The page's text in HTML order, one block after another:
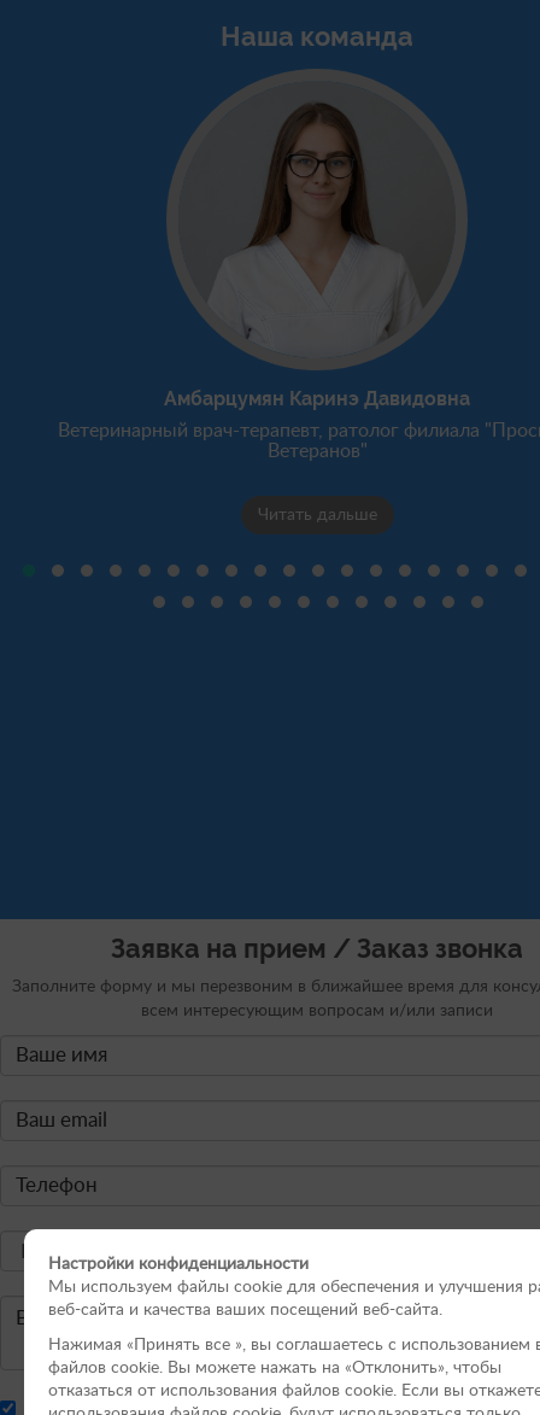
Наша команда
Амбарцумян Каринэ Давидовна
Ветеринарный врач-терапевт, ратолог филиала
Ветеранов"
Читать дальше
Заявка на прием / Заказ звонка
Заполните форму и мы перезвоним в ближайшее время для
всем интересующим вопросам и/или записи
Я соглашаюсь с условиями политики конфиденциальности
Настройки конфиденциальности
Мы используем файлы cookie для обеспечения и улучшения
веб-сайта и качества ваших посещений веб-сайта.
Нажимая «Принять вce », вы соглашаетесь с использованием
файлов cookie. Вы можете нажать на «Отклонить», чтобы
отказаться от использования файлов сookie. Если вы